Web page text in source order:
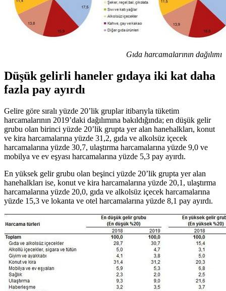
Gıda harcamalarının dağılımı
Düşük gelirli haneler gıdaya iki kat daha
fazla pay ayırdı
Gelire göre sıralı yüzde 20’lik gruplar itibarıyla tüketim
harcamalarının 2019’daki dağılımına bakıldığında; en düşük gelir
grubu olan birinci yüzde 20’lik grupta yer alan hanehalkları, konut
ve kira harcamalarına yüzde 31,2, gıda ve alkolsüz içecek
harcamalarına yüzde 30,7, ulaştırma harcamalarına yüzde 9,0 ve
mobilya ve ev eşyası harcamalarına yüzde 5,3 pay ayırdı.
En yüksek gelir grubu olan beşinci yüzde 20’lik grupta yer alan
hanehalkları ise, konut ve kira harcamalarına yüzde 20,1, ulaştırma
harcamalarına yüzde 20,0, gıda ve alkolsüz içecek harcamalarına
yüzde 15,3 ve lokanta ve otel harcamalarına yüzde 8,1 pay ayırdı.